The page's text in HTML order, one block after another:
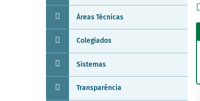
Áreas Técnicas
Colegiados
Sistemas
Transparência